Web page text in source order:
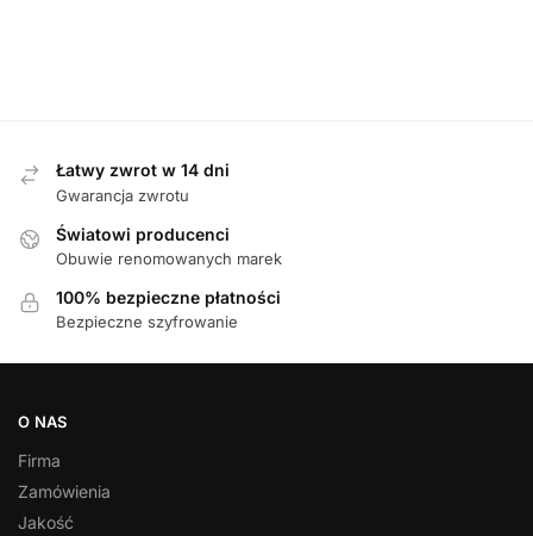
Łatwy zwrot w 14 dni
Gwarancja zwrotu
Światowi producenci
Obuwie renomowanych marek
100% bezpieczne płatności
Bezpieczne szyfrowanie
O NAS
Firma
Zamówienia
Jakość